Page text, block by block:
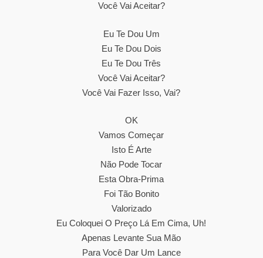
Você Vai Aceitar?
Eu Te Dou Um
Eu Te Dou Dois
Eu Te Dou Três
Você Vai Aceitar?
Você Vai Fazer Isso, Vai?
OK
Vamos Começar
Isto É Arte
Não Pode Tocar
Esta Obra-Prima
Foi Tão Bonito
Valorizado
Eu Coloquei O Preço Lá Em Cima, Uh!
Apenas Levante Sua Mão
Para Você Dar Um Lance